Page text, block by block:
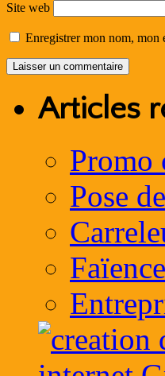
Site web
Enregistrer mon nom, mon
Articles
Promo
Pose